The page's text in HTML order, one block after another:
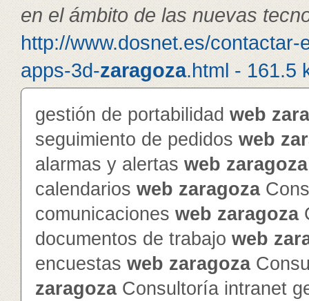
en el ámbito de las nuevas
http://www.dosnet.es/contactar-
apps-3d-zaragoza.html - 161.5
gestión de portabilidad web
seguimiento de pedidos web
alarmas y alertas web zaragoza
calendarios web zaragoza
comunicaciones web zaragoza
documentos de trabajo web
encuestas web zaragoza
zaragozaConsultoría intranet